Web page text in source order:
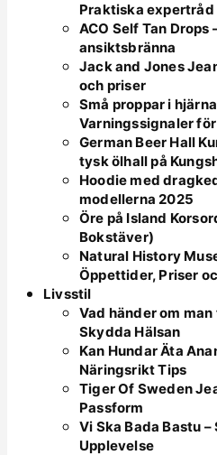
Praktiska expertråd
ACO Self Tan
ansiktsbränna
Jack and Jones
och priser
Små proppar i
Varningssignaler
German Beer Hall
tysk ölhall på
Hoodie med
modellerna 2025
Öre på Island
Bokstäver)
Natural History
Öppettider, Priser
Livsstil
Vad händer om
Skydda Hälsan
Kan Hundar Äta
Näringsrikt Tips
Tiger Of Sweden
Passform
Vi Ska Bada Bastu
Upplevelse